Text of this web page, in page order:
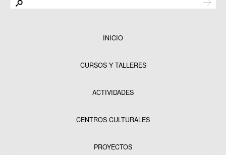
INICIO
CURSOS Y TALLERES
ACTIVIDADES
CENTROS CULTURALES
PROYECTOS